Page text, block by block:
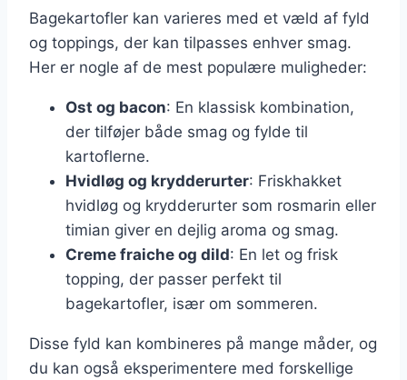
Bagekartofler kan varieres med et væld af fyld
og toppings, der kan tilpasses enhver smag.
Her er nogle af de mest populære muligheder:
Ost og bacon: En klassisk kombination,
der tilføjer både smag og fylde til
kartoflerne.
Hvidløg og krydderurter: Friskhakket
hvidløg og krydderurter som rosmarin eller
timian giver en dejlig aroma og smag.
Creme fraiche og dild: En let og frisk
topping, der passer perfekt til
bagekartofler, især om sommeren.
Disse fyld kan kombineres på mange måder, og
du kan også eksperimentere med forskellige